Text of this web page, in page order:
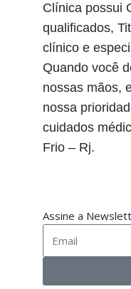
Clínica possui
qualificados,
clínico e
Quando você
nossas mãos,
nossa
cuidados
Frio – Rj.
Assine a